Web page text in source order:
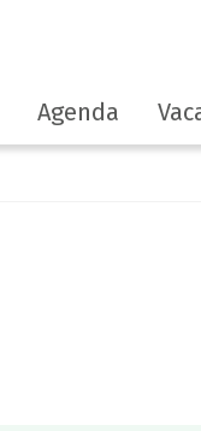
Agenda